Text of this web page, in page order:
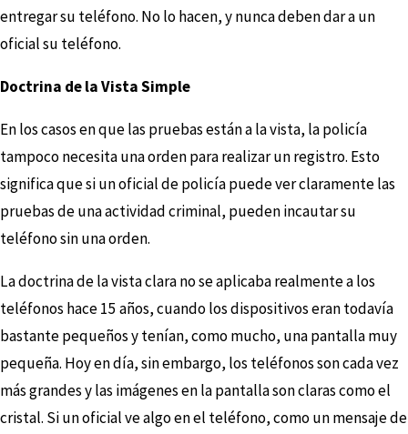
entregar su teléfono. No lo hacen, y nunca deben dar a un
oficial su teléfono.
Doctrina de la Vista Simple
En los casos en que las pruebas están a la vista, la policía
tampoco necesita una orden para realizar un registro. Esto
significa que si un oficial de policía puede ver claramente las
pruebas de una actividad criminal, pueden incautar su
teléfono sin una orden.
La doctrina de la vista clara no se aplicaba realmente a los
teléfonos hace 15 años, cuando los dispositivos eran todavía
bastante pequeños y tenían, como mucho, una pantalla muy
pequeña. Hoy en día, sin embargo, los teléfonos son cada vez
más grandes y las imágenes en la pantalla son claras como el
cristal. Si un oficial ve algo en el teléfono, como un mensaje de